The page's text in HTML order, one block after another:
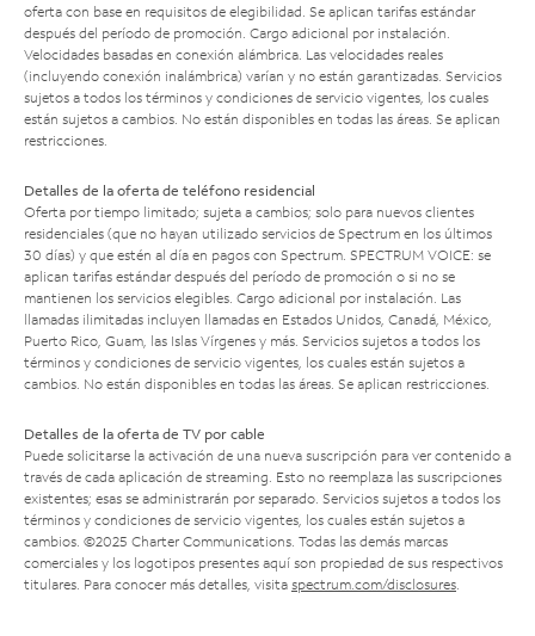
oferta con base en requisitos de elegibilidad. Se aplican tarifas estándar
después del período de promoción. Cargo adicional por instalación.
Velocidades basadas en conexión alámbrica. Las velocidades reales
(incluyendo conexión inalámbrica) varían y no están garantizadas. Servicios
sujetos a todos los términos y condiciones de servicio vigentes, los cuales
están sujetos a cambios. No están disponibles en todas las áreas. Se aplican
restricciones.
Detalles de la oferta de teléfono residencial
Oferta por tiempo limitado; sujeta a cambios; solo para nuevos clientes
residenciales (que no hayan utilizado servicios de Spectrum en los últimos
30 días) y que estén al día en pagos con Spectrum. SPECTRUM VOICE: se
aplican tarifas estándar después del período de promoción o si no se
mantienen los servicios elegibles. Cargo adicional por instalación. Las
llamadas ilimitadas incluyen llamadas en Estados Unidos, Canadá, México,
Puerto Rico, Guam, las Islas Vírgenes y más. Servicios sujetos a todos los
términos y condiciones de servicio vigentes, los cuales están sujetos a
cambios. No están disponibles en todas las áreas. Se aplican restricciones.
Detalles de la oferta de TV por cable
Puede solicitarse la activación de una nueva suscripción para ver contenido a
través de cada aplicación de streaming. Esto no reemplaza las suscripciones
existentes; esas se administrarán por separado. Servicios sujetos a todos los
términos y condiciones de servicio vigentes, los cuales están sujetos a
cambios. ©2025 Charter Communications. Todas las demás marcas
comerciales y los logotipos presentes aquí son propiedad de sus respectivos
titulares. Para conocer más detalles, visita spectrum.com/disclosures